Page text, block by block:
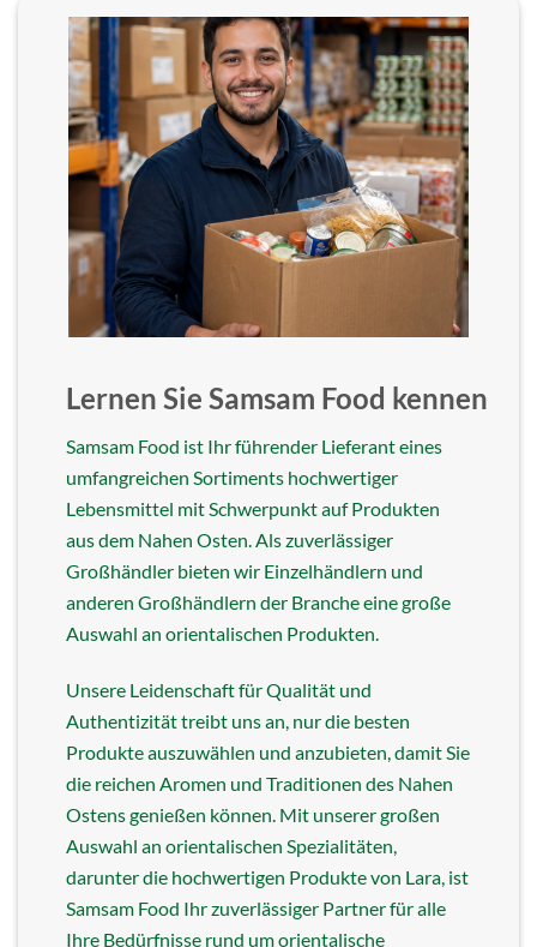
Lernen Sie Samsam Food kennen
Samsam Food ist Ihr führender Lieferant eines
umfangreichen Sortiments hochwertiger
Lebensmittel mit Schwerpunkt auf Produkten
aus dem Nahen Osten. Als zuverlässiger
Großhändler bieten wir Einzelhändlern und
anderen Großhändlern der Branche eine große
Auswahl an orientalischen Produkten.
Unsere Leidenschaft für Qualität und
Authentizität treibt uns an, nur die besten
Produkte auszuwählen und anzubieten, damit Sie
die reichen Aromen und Traditionen des Nahen
Ostens genießen können. Mit unserer großen
Auswahl an orientalischen Spezialitäten,
darunter die hochwertigen Produkte von Lara, ist
Samsam Food Ihr zuverlässiger Partner für alle
Ihre Bedürfnisse rund um orientalische